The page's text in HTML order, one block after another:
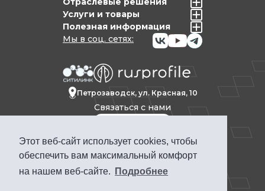
Этот веб-сайт использует cookies, чтобы
обеспечить вам максимальный комфорт
на нашем веб-сайте.
Подробнее
Петрозаводск, ул. Красная, 10
Связаться с нами
Мы в соц. сетях:
Политика конфиденциальности
Услуги и товары
Полезная информация
ПРОФКЕЙС © 1992-2025. Материалы сайта